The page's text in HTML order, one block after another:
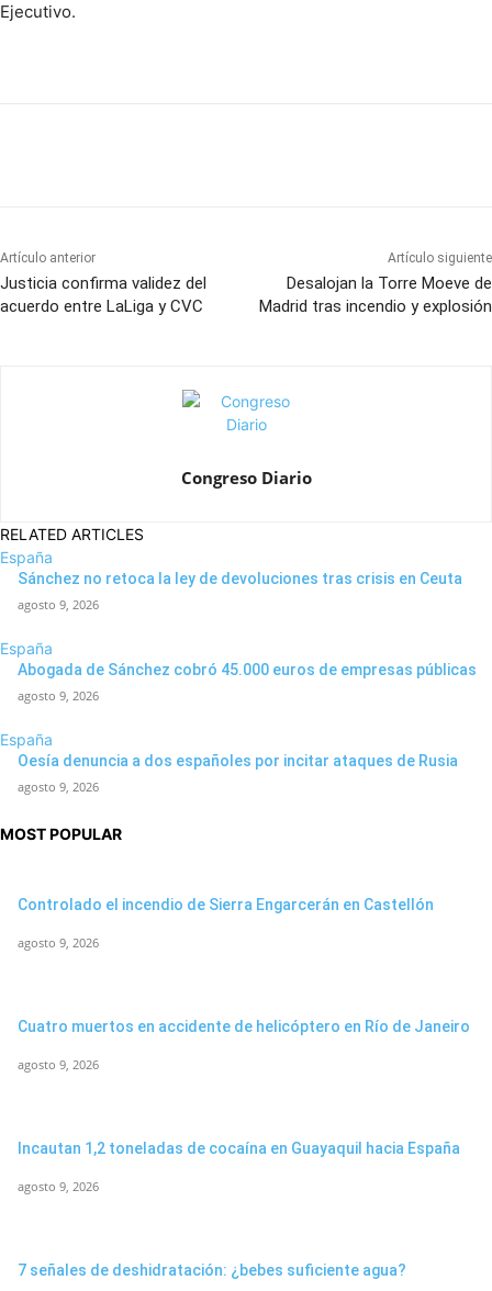
Ejecutivo.
Artículo anterior
Justicia confirma validez del
acuerdo entre LaLiga y CVC
Artículo siguiente
Desalojan la Torre Moeve de
Madrid tras incendio y explosión
Congreso Diario
RELATED ARTICLES
España
Sánchez no retoca la ley de devoluciones tras crisis en Ceuta
agosto 9, 2026
España
Abogada de Sánchez cobró 45.000 euros de empresas públicas
agosto 9, 2026
España
Oesía denuncia a dos españoles por incitar ataques de Rusia
agosto 9, 2026
MOST POPULAR
Controlado el incendio de Sierra Engarcerán en Castellón
agosto 9, 2026
Cuatro muertos en accidente de helicóptero en Río de Janeiro
agosto 9, 2026
Incautan 1,2 toneladas de cocaína en Guayaquil hacia España
agosto 9, 2026
7 señales de deshidratación: ¿bebes suficiente agua?